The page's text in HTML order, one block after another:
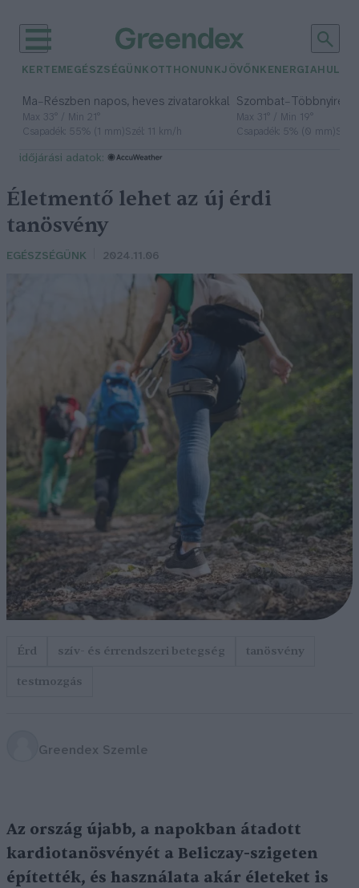
KERTEM EGÉSZSÉGÜNK OTTHONUNKJÖVŐNK ENERGIA
Ma– Részben napos, heves zivatarokkal
Max 33° / Min 21°
Csapadék: 55% (1 mm)Szél: 11 km/h
Szombat– Többnyire
Max 31° / Min 19°
Csapadék: 5% (0 mm)
időjárási adatok:
Életmentő lehet az új érdi
tanösvény
EGÉSZSÉGÜNK 2024.11.06
Érd szív- és érrendszeri betegség
tanösvény
testmozgás
Greendex Szemle
Az ország újabb, a napokban átadott
kardiotanösvényét a Beliczay-szigeten
építették, és használata akár életeket is